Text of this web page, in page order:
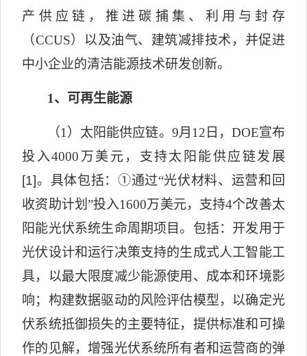
产供应链，推进碳捕集、利用与封存
（CCUS）以及油气、建筑减排技术，并促进
中小企业的清洁能源技术研发创新。
1、可再生能源
（1 ）太阳能供应链。 9月 12 日， DOE宣布
投入4000 万美元，支持太阳能供应链发展
[1]。具体包括： ①通过“光伏材料、运营和回
收资助计划”投入1600万美元，支持4个改善太
阳能光伏系统生命周期项目。包括：开发用于
光伏设计和运行决策支持的生成式人工智能工
具，以最大限度减少能源使用、成本和环境影
响；构建数据驱动的风险评估模型，以确定光
伏系统抵御损失的主要特征，提供标准和可操
作的见解，增强光伏系统所有者和运营商的弹